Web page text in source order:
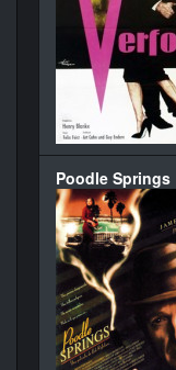
Poodle Springs